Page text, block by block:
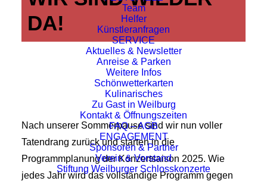
Team
Helfer
Künstleranfragen
SERVICE
Aktuelles & Newsletter
Anreise & Parken
Weitere Infos
Schönwetterkarten
Kulinarisches
Zu Gast in Weilburg
Kontakt & Öffnungszeiten
FAQ – AGB
ENGAGEMENT
Sponsoren & Partner
Verein & Vorstand
Stiftung Weilburger Schlosskonzerte
DA!
Nach unserer Sommerpause sind wir nun voller
Tatendrang zurück und starten in die
Programmplanung der Konzertsaison 2025. Wie
jedes Jahr wird das vollständige Programm gegen